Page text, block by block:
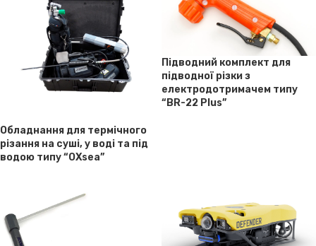
Обладнання для термічного
різання на суші, у воді та під
водою типу “OXsea”
Підводний комплект для
підводної різки з
електродотримачем типу
“BR-22 Plus”